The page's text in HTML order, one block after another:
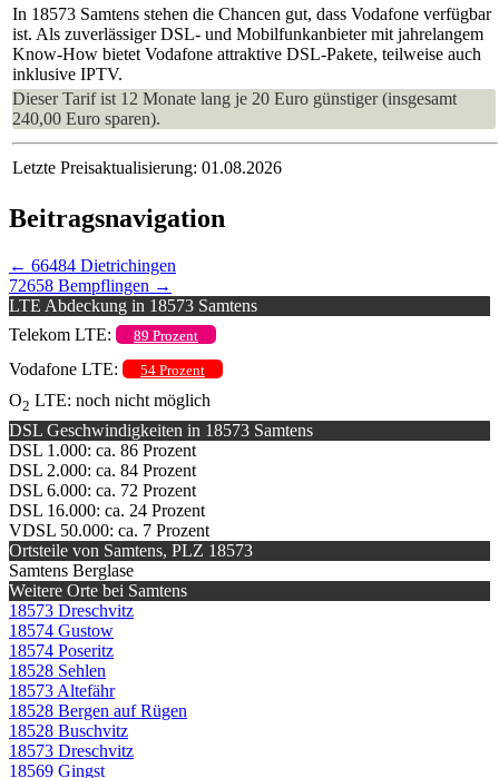
In 18573 Samtens stehen die Chancen gut, dass Vodafone verfügbar
ist. Als zuverlässiger DSL- und Mobilfunkanbieter mit jahrelangem
Know-How bietet Vodafone attraktive DSL-Pakete, teilweise auch
inklusive IPTV.
Dieser Tarif ist 12 Monate lang je 20 Euro günstiger (insgesamt
240,00 Euro sparen).
Letzte Preisaktualisierung: 01.08.2026
Beitragsnavigation
← 66484 Dietrichingen
72658 Bempflingen →
LTE Abdeckung in 18573 Samtens
Telekom LTE:
89 Prozent
Vodafone LTE: 54 Prozent
O2 LTE: noch nicht möglich
DSL Geschwindigkeiten in 18573 Samtens
DSL 1.000: ca. 86 Prozent
DSL 2.000: ca. 84 Prozent
DSL 6.000: ca. 72 Prozent
DSL 16.000: ca. 24 Prozent
VDSL 50.000: ca. 7 Prozent
Ortsteile von Samtens, PLZ 18573
Samtens Berglase
Weitere Orte bei Samtens
18573 Dreschvitz
18574 Gustow
18574 Poseritz
18528 Sehlen
18573 Altefähr
18528 Bergen auf Rügen
18528 Buschvitz
18573 Dreschvitz
18569 Gingst